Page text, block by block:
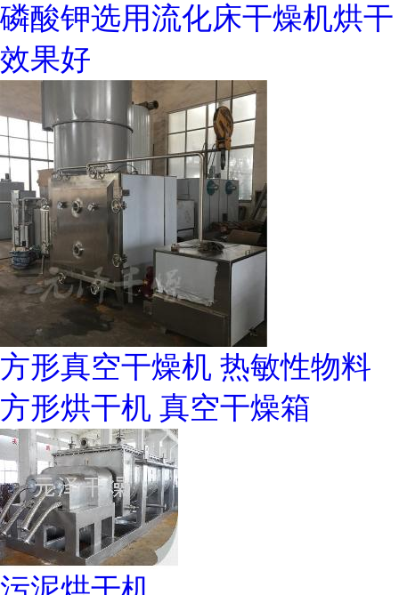
磷酸钾选用流化床干燥机烘干
效果好
方形真空干燥机 热敏性物料
方形烘干机 真空干燥箱